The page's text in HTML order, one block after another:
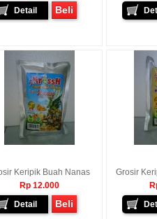
Detail
Beli
Keripik Buah Nanas
Rp 12.000
Detail
Beli
Grosir